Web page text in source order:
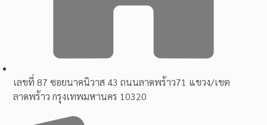
เลขที่ 87 ซอยนาคนิวาส 43 ถนนลาดพร้าว71 แขวง/เขต
ลาดพร้าว กรุงเทพมหานคร 10320